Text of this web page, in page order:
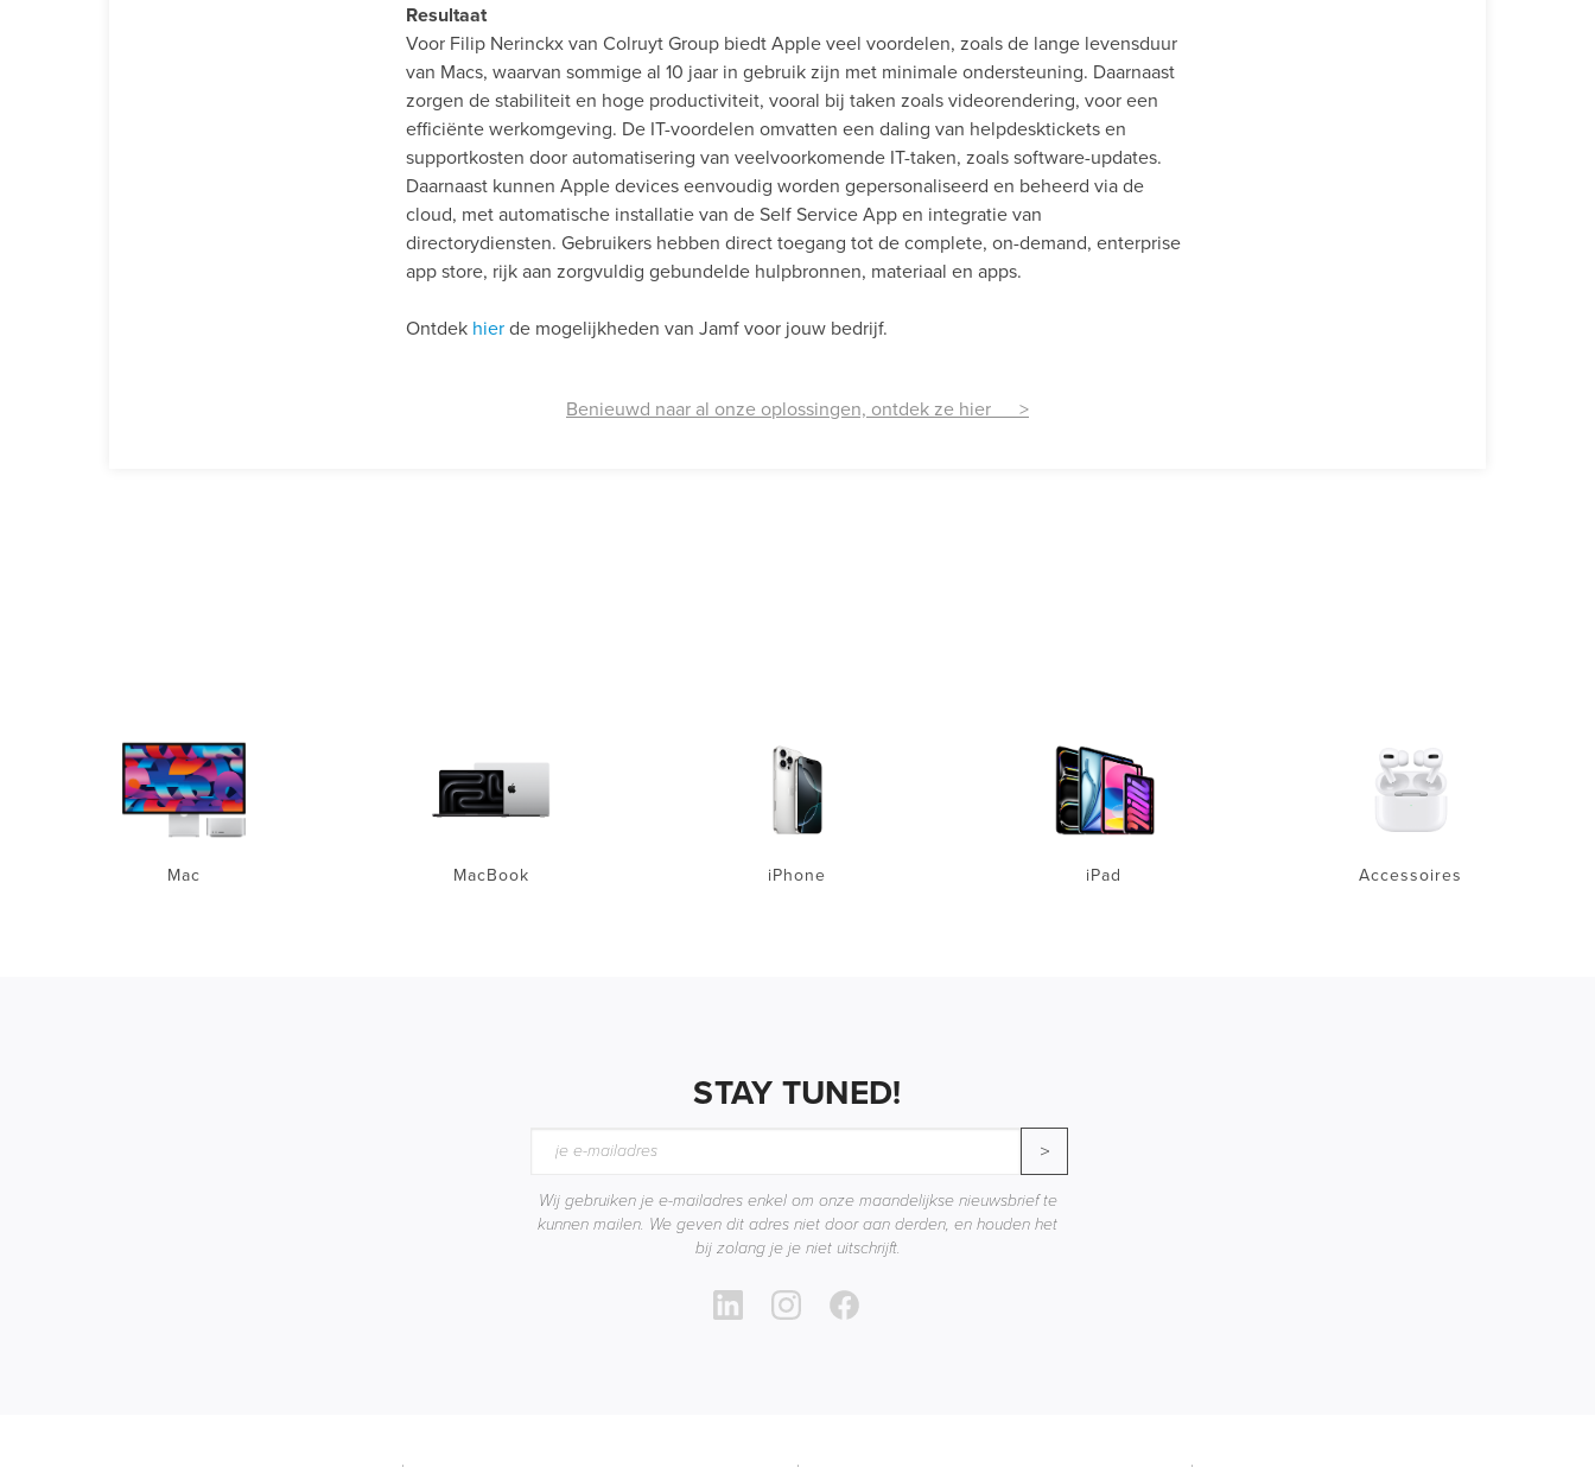
Resultaat
Voor Filip Nerinckx van Colruyt Group biedt Apple veel voordelen, zoals de lange levensduur
van Macs, waarvan sommige al 10 jaar in gebruik zijn met minimale ondersteuning. Daarnaast
zorgen de stabiliteit en hoge productiviteit, vooral bij taken zoals videorendering, voor een
efficiënte werkomgeving. De IT-voordelen omvatten een daling van helpdesktickets en
supportkosten door automatisering van veelvoorkomende IT-taken, zoals software-updates.
Daarnaast kunnen Apple devices eenvoudig worden gepersonaliseerd en beheerd via de
cloud, met automatische installatie van de Self Service App en integratie van
directorydiensten. Gebruikers hebben direct toegang tot de complete, on-demand, enterprise
app store, rijk aan zorgvuldig gebundelde hulpbronnen, materiaal en apps.
Ontdek hierde mogelijkheden van Jamf voor jouw bedrijf.
Benieuwd naar al onze oplossingen, ontdek ze hier >
Mac MacBook iPhone iPad Accessoires
STAY TUNED!
>
Wij gebruiken je e-mailadres enkel om onze maandelijkse nieuwsbrief te
kunnen mailen. We geven dit adres niet door aan derden, en houden het
bij zolang je je niet uitschrijft.